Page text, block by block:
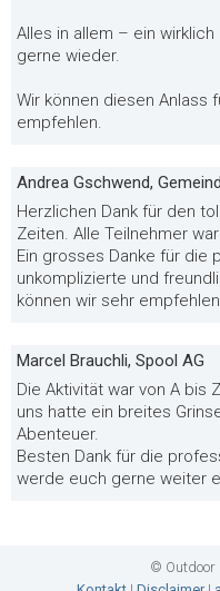
Alles in allem – ein
gerne wieder.
Wir können diesen Anlass
empfehlen.
Andrea Gschwend,
Herzlichen Dank für den
Zeiten. Alle Teilnehmer
Ein grosses Danke für die
unkomplizierte und
können wir sehr
Marcel Brauchli, Spool AG
Die Aktivität war von A bis
uns hatte ein breites
Abenteuer.
Besten Dank für die
werde euch gerne weiter
© Outdoor